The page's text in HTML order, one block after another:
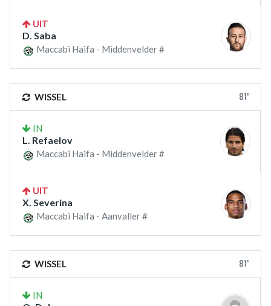
UIT
D. Saba
Maccabi Haifa - Middenvelder #
WISSEL 81'
IN
L. Refaelov
Maccabi Haifa - Middenvelder #
UIT
X. Severina
Maccabi Haifa - Aanvaller #
WISSEL 81'
IN